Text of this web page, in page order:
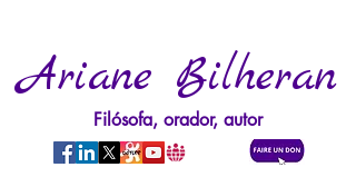
Ariane Bilheran
Filósofa, orador, autor